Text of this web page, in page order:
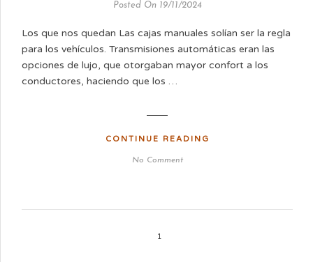
Posted On 19/11/2024
Los que nos quedan Las cajas manuales solían ser la regla
para los vehículos. Transmisiones automáticas eran las
opciones de lujo, que otorgaban mayor confort a los
conductores, haciendo que los …
CONTINUE READING
No Comment
1